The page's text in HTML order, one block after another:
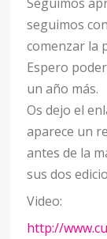
seguimos
comenzar la
Espero
un año más.
Os dejo el
aparece un
antes de la
sus dos
Video:
http://